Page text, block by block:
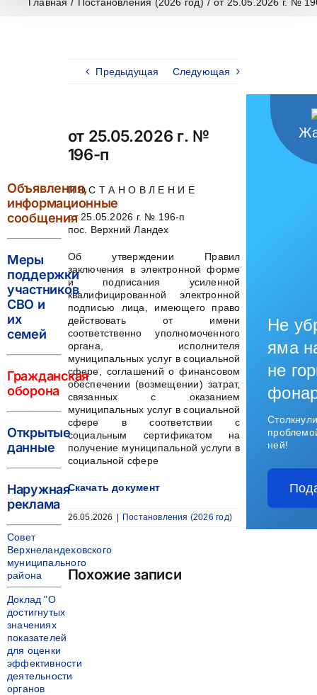
Предыдущая Следующая
от 25.05.2026 г. №
196-п
П О С Т А Н О В Л Е Н И Е
от 25.05.2026 г. № 196-п
пос. Верхний Ландех
Об утверждении Правил
заключения в электронной форме
и подписания усиленной
квалифицированной электронной
подписью лица, имеющего право
действовать от имени
соответственно уполномоченного
органа, исполнителя
муниципальных услуг в социальной
сфере, соглашений о финансовом
обеспечении (возмещении) затрат,
связанных с оказанием
муниципальных услуг в социальной
сфере в соответствии с
социальным сертификатом на
получение муниципальной услуги в
социальной сфере
Скачать документ
26.05.2026 Постановления (2026 год)
Похожие записи
Объявления,
информационные
сообщения
Меры
поддержки
участников
СВО и
их
семей
Гражданская
оборона
Открытые
данные
Наружная
реклама
Совет
Верхнеландеховского
муниципального
района
Доклад "О
достигнутых
значениях
показателей
для оценки
эффективности
деятельности
органов
Не
яма
не
ней!